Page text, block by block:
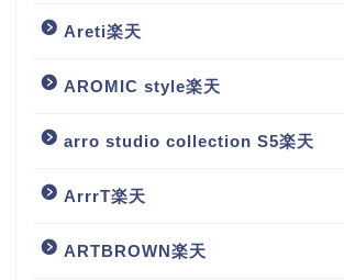
Areti楽天
AROMIC style楽天
arro studio collection S5楽天
ArrrT楽天
ARTBROWN楽天